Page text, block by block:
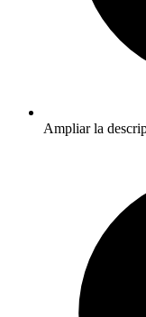
Ampliar la